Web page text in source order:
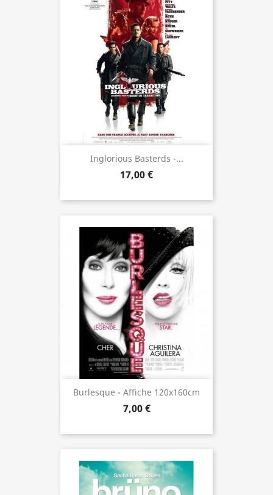
Inglorious Basterds -...
17,00 €
Burlesque - Affiche 120x160cm
7,00 €